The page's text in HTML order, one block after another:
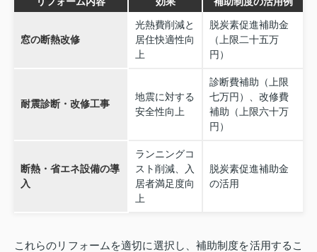
窓の断熱改修
光熱費削減と
居住快適性向
上
脱炭素促進補助金
（上限二十五万
円）
耐震診断・改修工事
地震に対する
安全性向上
診断費補助（上限
七万円）、改修費
補助（上限六十万
円）
断熱・省エネ設備の導
入
ランニングコ
スト削減、入
居者満足度向
上
脱炭素促進補助金
の活用
これらのリフォームを適切に選択し、補助制度を活用するこ